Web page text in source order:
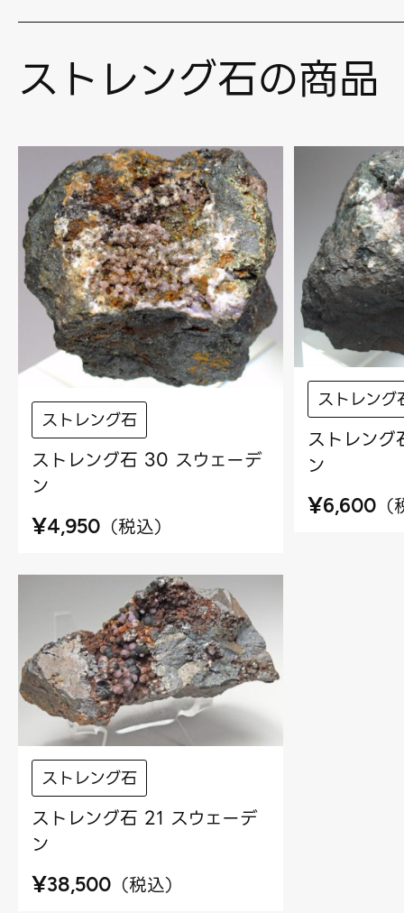
ストレング石の商品
ストレング石
ストレング石 30 スウェーデ
ン
¥4,950 （税込）
ストレング
ストレン
ン
¥6,600 （
ストレング石
ストレング石 21 スウェーデ
ン
¥38,500 （税込）